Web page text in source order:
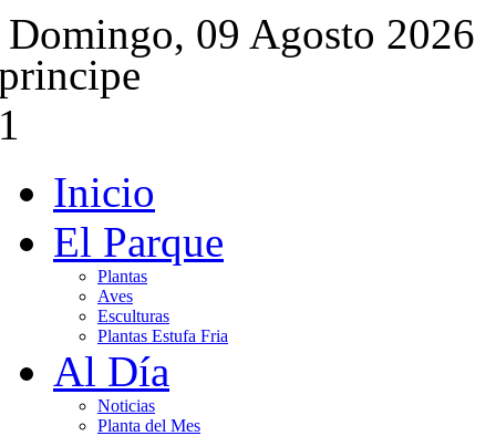
Domingo, 09 Agosto 2026
Inicio
El Parque
Plantas
Aves
Esculturas
Plantas Estufa Fria
Al Día
Noticias
Planta del Mes